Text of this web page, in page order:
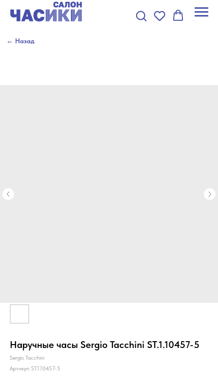
← Назад
Наручные часы Sergio Tacchini ST.1.10457-5
Sergio Tacchini
Артикул: ST.1.10457-5